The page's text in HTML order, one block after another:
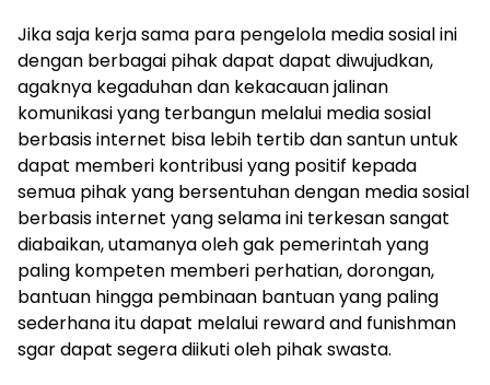
Jika saja kerja sama para pengelola media sosial ini
dengan berbagai pihak dapat dapat diwujudkan,
agaknya kegaduhan dan kekacauan jalinan
komunikasi yang terbangun melalui media sosial
berbasis internet bisa lebih tertib dan santun untuk
dapat memberi kontribusi yang positif kepada
semua pihak yang bersentuhan dengan media sosial
berbasis internet yang selama ini terkesan sangat
diabaikan, utamanya oleh gak pemerintah yang
paling kompeten memberi perhatian, dorongan,
bantuan hingga pembinaan bantuan yang paling
sederhana itu dapat melalui reward and funishman
sgar dapat segera diikuti oleh pihak swasta.